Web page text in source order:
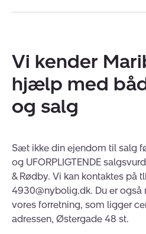
Vi kender
hjælp med
og salg
Sæt ikke din ejendom til salg
og UFORPLIGTENDE
& Rødby. Vi kan kontaktes på
4930@nybolig.dk. Du er
vores forretning, som ligger
adressen, Østergade 48 st.